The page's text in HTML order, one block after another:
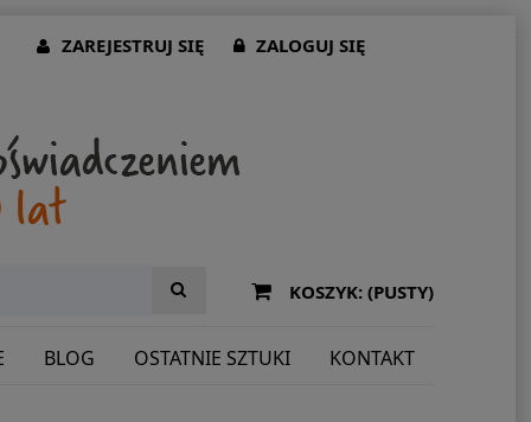
ZAREJESTRUJ SIĘ ZALOGUJ SIĘ
KOSZYK: (PUSTY)
BLOG OSTATNIE SZTUKI KONTAKT